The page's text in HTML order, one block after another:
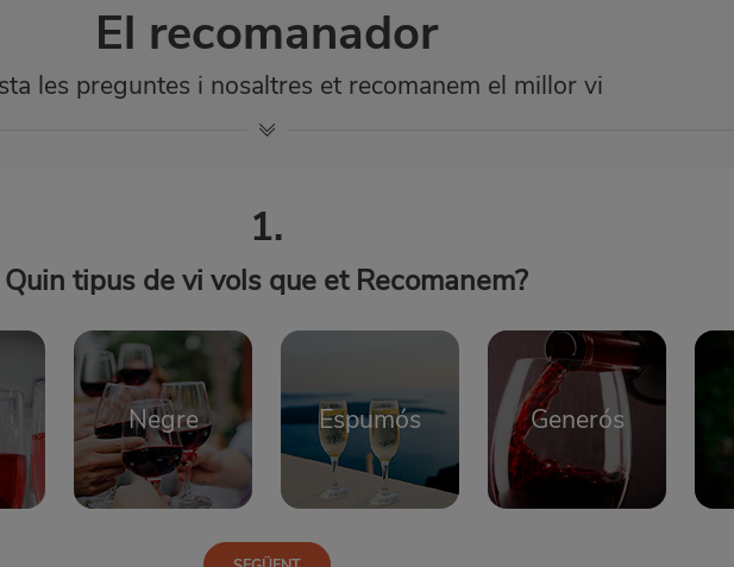
El recomanador
les preguntes i nosaltres et recomanem el millor vi
1.
Quin tipus de vi vols que et Recomanem?
Negre Espumós Generós